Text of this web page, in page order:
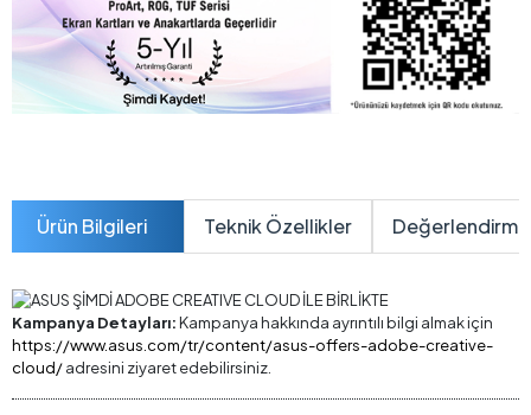
Ürün Bilgileri Teknik Özellikler
Kampanya Detayları:Kampanya hakkında ayrıntılı bilgi almak için
https://www.asus.com/tr/content/asus-offers-adobe-creative-
cloud/adresini ziyaret edebilirsiniz.